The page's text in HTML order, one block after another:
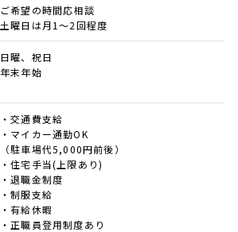
ご希望の時間応相談
土曜日は月1～2回程度
日曜、祝日
年末年始
・交通費支給
・マイカー通勤OK
（駐車場代5,000円前後）
・住宅手当(上限あり)
・退職金制度
・制服支給
・有給休暇
・正職員登用制度あり